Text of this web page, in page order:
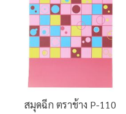
สมุดฉีก ตราช้าง P-110